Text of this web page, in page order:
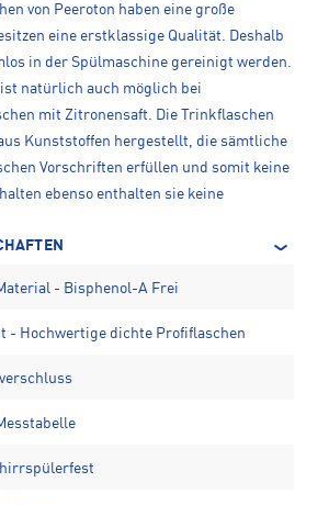
von Peeroton haben eine große
eine erstklassige Qualität. Deshalb
in der Spülmaschine gereinigt werden.
natürlich auch möglich bei
mit Zitronensaft. Die Trinkflaschen
Kunststoffen hergestellt, die sämtliche
Vorschriften erfüllen und somit keine
ebenso enthalten sie keine
- Bisphenol-A Frei
- Hochwertige dichte Profiflaschen